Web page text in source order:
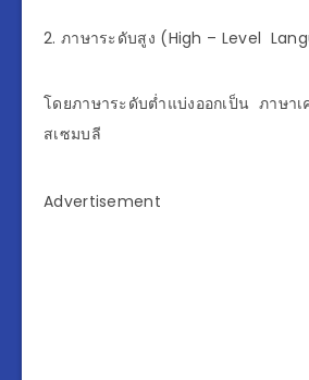
2. ภาษาระดับสูง (High – Level
โดยภาษาระดับต่ำแบ่งออกเป็น ภาษา
สเซมบลี
Advertisement